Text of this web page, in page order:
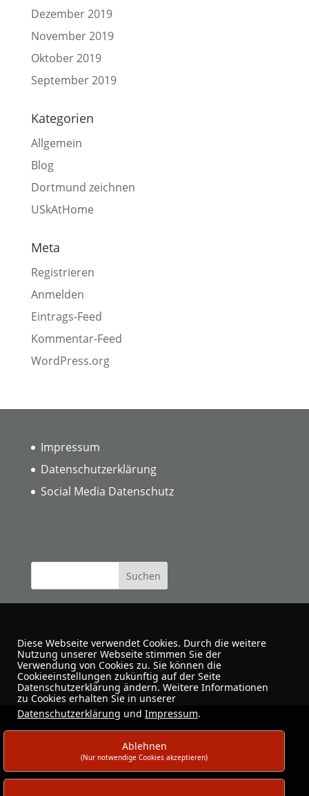
Dezember 2019
November 2019
Oktober 2019
September 2019
Kategorien
Allgemein
Blog
Dortmund zeichnen
USkAtHome
Meta
Registrieren
Anmelden
Eintrags-Feed
Kommentar-Feed
WordPress.org
Impressum
Datenschutzerklärung
Social Media Datenschutz
Urban Sketchers Dortmund
Diese Webseite verwendet Cookies. Durch die weitere
Nutzung unserer Webseite stimmen Sie der
Verwendung von Cookies zu. Sie können die
Cookieeinstellungen zukünftig auf der Seite
Datenschutzerklärung ändern. Weitere Informationen
zu Cookies erhalten Sie in unserer
Datenschutzerklärung und Impressum.
Ablehnen
(Nur notwendige Cookies akzeptieren)